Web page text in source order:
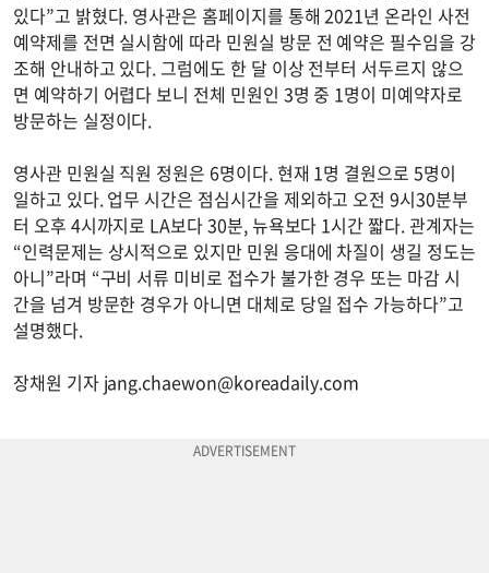
있다”고 밝혔다. 영사관은 홈페이지를 통해 2021년 온라인 사전
예약제를 전면 실시함에 따라 민원실 방문 전 예약은 필수임을 강
조해 안내하고 있다. 그럼에도 한 달 이상 전부터 서두르지 않으
면 예약하기 어렵다 보니 전체 민원인 3명 중 1명이 미예약자로
방문하는 실정이다.
영사관 민원실 직원 정원은 6명이다. 현재 1명 결원으로 5명이
일하고 있다. 업무 시간은 점심시간을 제외하고 오전 9시30분부
터 오후 4시까지로 LA보다 30분, 뉴욕보다 1시간 짧다. 관계자는
“인력문제는 상시적으로 있지만 민원 응대에 차질이 생길 정도는
아니”라며 “구비 서류 미비로 접수가 불가한 경우 또는 마감 시
간을 넘겨 방문한 경우가 아니면 대체로 당일 접수 가능하다”고
설명했다.
장채원 기자 jang.chaewon@koreadaily.com